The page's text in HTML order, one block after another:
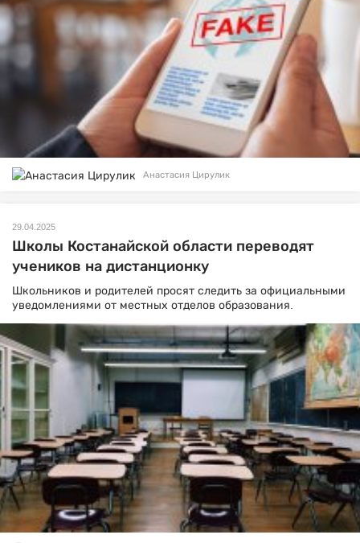
Анастасия Цирулик
29.04.2025
Школы Костанайской области переводят
учеников на дистанционку
Школьников и родителей просят следить за официальными
уведомлениями от местных отделов образования.